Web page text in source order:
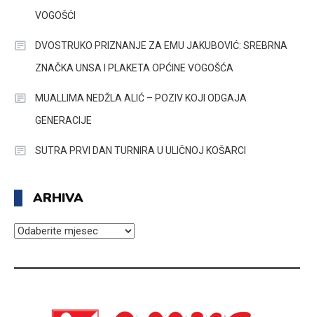
VOGOŠĆI
DVOSTRUKO PRIZNANJE ZA EMU JAKUBOVIĆ: SREBRNA
ZNAČKA UNSA I PLAKETA OPĆINE VOGOŠĆA
MUALLIMA NEDŽLA ALIĆ – POZIV KOJI ODGAJA
GENERACIJE
SUTRA PRVI DAN TURNIRA U ULIČNOJ KOŠARCI
ARHIVA
ARHIVA